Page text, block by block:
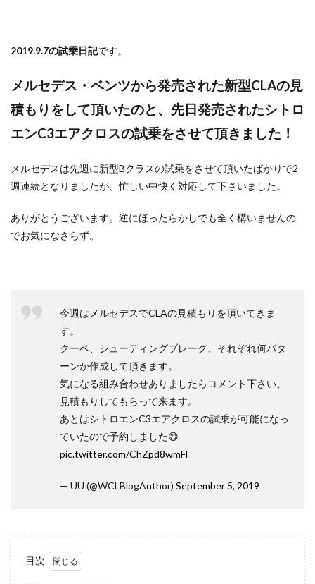
2019.9.7の試乗日記です。
メルセデス・ベンツから発売された新型CLAの見
積もりをして頂いたのと、先日発売されたシトロ
エンC3エアクロスの試乗をさせて頂きました！
メルセデスは先週に新型Bクラスの試乗をさせて頂いたばかりで2
週連続となりましたが、忙しい中快く対応して下さいました。
ありがとうございます。逆にほったらかしでも全く構いませんの
でお気になさらず。
今週はメルセデスでCLAの見積もりを頂いてきま
す。
クーペ、シューティングブレーク、それぞれ何パタ
ーンか作成して頂きます。
気になる組み合わせありましたらコメント下さい。
見積もりしてもらって来ます。
あとはシトロエンC3エアクロスの試乗が可能になっ
ていたので予約しました😄
pic.twitter.com/ChZpd8wmFl
— UU (@WCLBlogAuthor) September 5, 2019
目次